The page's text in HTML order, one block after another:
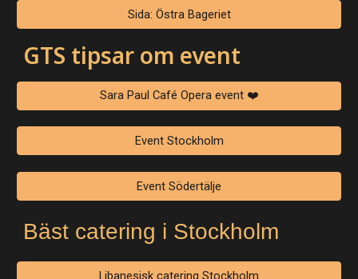
Sida: Östra Bageriet
GTS tipsar om event
Sara Paul Café Opera event ❤️
Event Stockholm
Event Södertälje
Bäst catering i Stockholm
Libanesisk catering Stockholm